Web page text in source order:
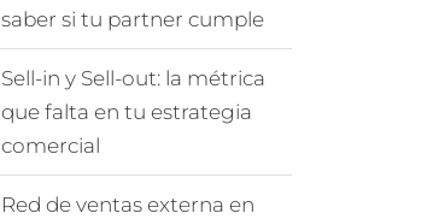
saber si tu partner cumple
Sell-in y Sell-out: la métrica
que falta en tu estrategia
comercial
Red de ventas externa en